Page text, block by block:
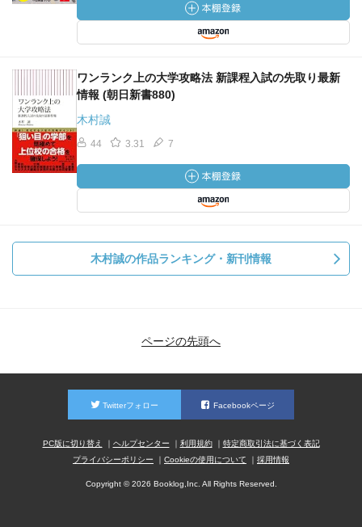
ワンランク上の大学攻略法 新課程入試の先取り最新
情報 (朝日新書880)
木村誠
44 3.31 7
木村誠の作品ランキング・新刊情報
ページの先頭へ
Twitterフォロー Facebookページ
PC版に切り替え ヘルプセンター 利用規約
特定商取引法に基づく表記
プライバシーポリシー
Cookieの使用について 採用情報
Copyright © 2026 Booklog,Inc. All Rights Reserved.